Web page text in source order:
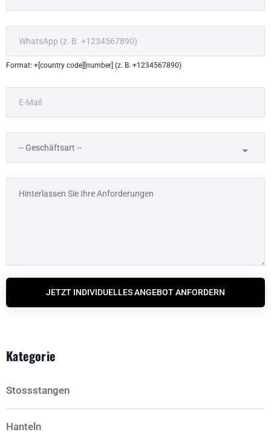
Format: +[country code][number] (z. B. +1234567890)
JETZT INDIVIDUELLES ANGEBOT ANFORDERN
Kategorie
Stossstangen
Hanteln